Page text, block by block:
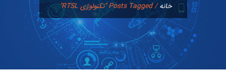
خانه/Posts Tagged "تکنولوژی RTSL"